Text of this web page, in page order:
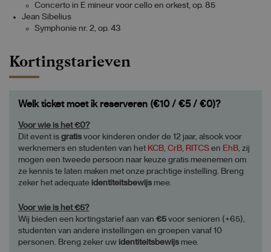
Concerto in E mineur voor cello en orkest, op. 85
Jean Sibelius
Symphonie nr. 2, op. 43
Kortingstarieven
Welk ticket moet ik reserveren (€10 / €5 / €0)?
Voor wie is het €0?
Dit event is gratis voor kinderen onder de 12 jaar, alsook voor
werknemers en studenten van het KCB, CrB, RITCS en EhB, zij
mogen een tweede persoon naar keuze gratis meenemen om
ze kennis te laten maken met onze prachtige instelling. Breng
zeker het adequate identiteitsbewijs mee.
Voor wie is het €5?
Wij bieden een kortingstarief aan van €5 voor senioren (+65),
studenten van andere instellingen en groepen vanaf 10
personen. Breng zeker uw identiteitsbewijs mee.